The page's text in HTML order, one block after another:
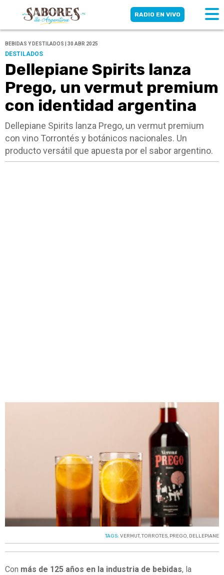
RADIO EN VIVO
BEBIDAS Y DESTILADOS | 30 ABR 2025
DESTILADOS
Dellepiane Spirits lanza
Prego, un vermut premium
con identidad argentina
Dellepiane Spirits lanza Prego, un vermut premium
con vino Torrontés y botánicos nacionales. Un
producto versátil que apuesta por el sabor argentino.
TAGS: VERMUT,TORROTES, PREGO, DELLEPIANE
Con más de 125 años en la industria de bebidas, la